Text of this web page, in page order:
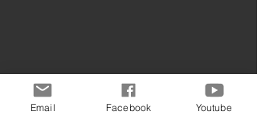
Email Facebook Youtube